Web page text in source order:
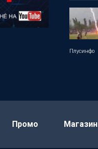
Плусинфо
Промо Магазин